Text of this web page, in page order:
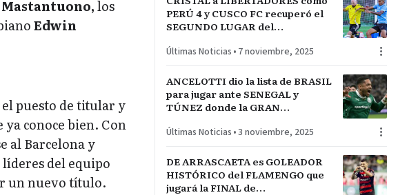
los
Edwin
el puesto de titular y
conoce bien. Con
al Barcelona y
del equipo
un nuevo título.
PERÚ 4 y CUSCO FC recuperó el
SEGUNDO LUGAR del
PLAY OFF
Últimas Noticias • 7 noviembre, 2025
ANCELOTTI dio la lista de BRASIL
para jugar ante SENEGAL y
TÚNEZ donde la GRAN
PALMEIRAS
Últimas Noticias •3 noviembre, 2025
DE ARRASCAETA es GOLEADOR
HISTÓRICO del FLAMENGO que
jugará la FINAL de